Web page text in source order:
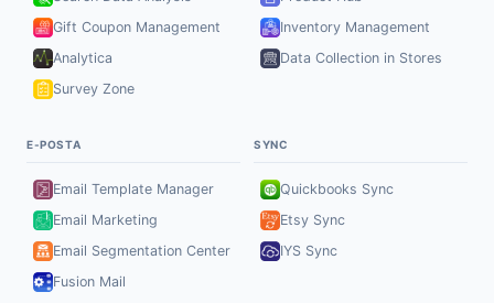
Gift Coupon Management
Analytica
Survey Zone
Inventory Management
Data Collection in Stores
E-POSTA
Email Template Manager
Email Marketing
Email Segmentation Center
Fusion Mail
SYNC
Quickbooks Sync
Etsy Sync
IYS Sync